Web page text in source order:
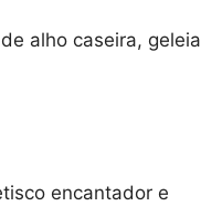
alho caseira, geleia
encantador e